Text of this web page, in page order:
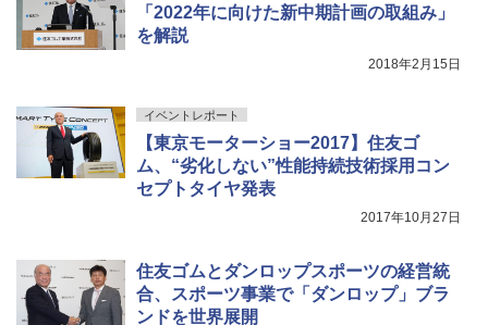
「2022年に向けた新中期計画の取組み」
を解説
2018年2月15日
イベントレポート
【東京モーターショー2017】住友ゴ
ム、“劣化しない”性能持続技術採用コン
セプトタイヤ発表
2017年10月27日
住友ゴムとダンロップスポーツの経営統
合、スポーツ事業で「ダンロップ」ブラ
ンドを世界展開